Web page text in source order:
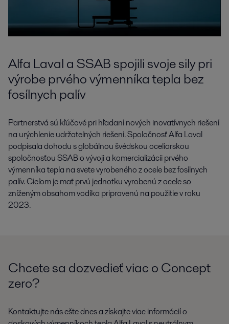
Alfa Laval a SSAB spojili svoje sily pri
výrobe prvého výmenníka tepla bez
fosílnych palív
Partnerstvá sú kľúčové pri hľadaní nových inovatívnych riešení
na urýchlenie udržateľných riešení. Spoločnosť Alfa Laval
podpísala dohodu s globálnou švédskou oceliarskou
spoločnosťou SSAB o vývoji a komercializácii prvého
výmenníka tepla na svete vyrobeného z ocele bez fosílnych
palív. Cieľom je mať prvú jednotku vyrobenú z ocele so
zníženým obsahom vodíka pripravenú na použitie v roku
2023.
Chcete sa dozvedieť viac o Concept
zero?
Kontaktujte nás ešte dnes a získajte viac informácií o